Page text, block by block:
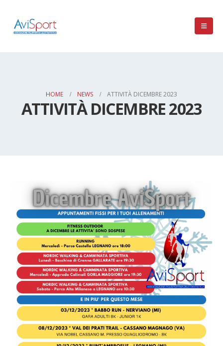
HOME NEWS ATTIVITÀ DICEMBRE 2023
ATTIVITÀ DICEMBRE 2023